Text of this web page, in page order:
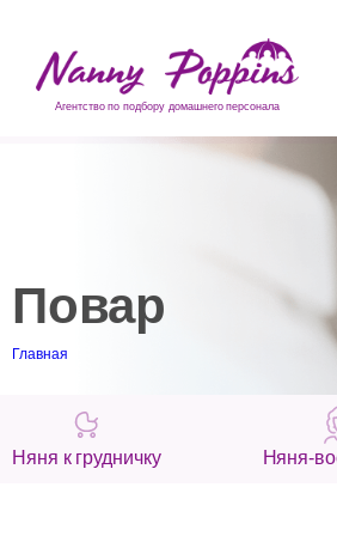
Агентство по подбору домашнего персонала
Повар
Главная
Няня к грудничку Няня-